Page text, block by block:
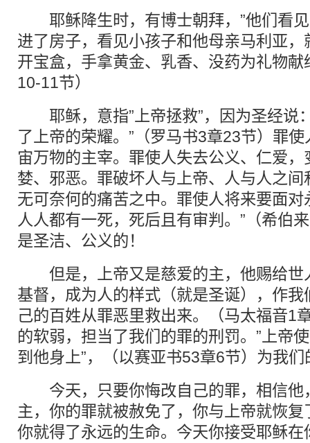
耶稣降生时，有博士朝拜，”他们看见
进了房子，看见小孩子和他母亲马利亚
开宝盒，手拿黄金、乳香、没药为礼物献
10-11节）
耶稣，意指”上帝拯救”，因为圣经说
了上帝的荣耀。”（罗马书3章23节）罪
宙万物的主宰。罪使人失去公义、仁爱
婪、邪恶。罪破坏人与上帝、人与人之
无可奈何的痛苦之中。罪使人将来要面对
人人都有一死，死后且有审判。”（希伯
是圣洁、公义的！
但是，上帝又是慈爱的主，他赐给世
基督，成为人的样式（就是圣诞），作
己的百姓从罪恶里救出来。（马太福音1
的软弱，担当了我们的罪的刑罚。”上帝
到他身上”，（以赛亚书53章6节）为我
今天，只要你悔改自己的罪，相信他
主，你的罪就被赦免了，你与上帝就恢
你就得了永远的生命。今天你接受耶稣